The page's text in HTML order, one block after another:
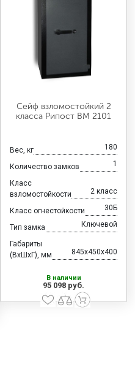
Сейф взломостойкий 2
класса Рипост ВМ 2101
Вес, кг 180
Количество замков 1
Класс
взломостойкости
2 класс
Класс огнестойкости 30Б
Тип замка Ключевой
Габариты
(ВхШхГ), мм
845x450x400
В наличии
95 098 руб.